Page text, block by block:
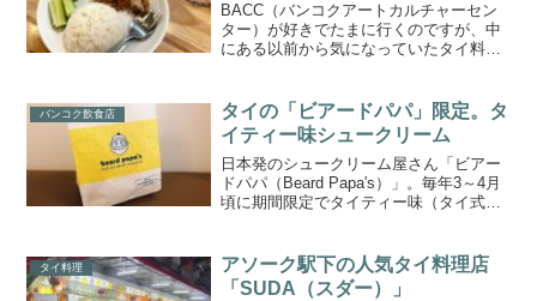
BACC（バンコクアートカルチャーセン
ター）が好きでたまに行くのですが、中
にある以前から気になっていたタイ料理
ブ）が美味しいお店です。Krob Kunの場
所...
バンコク飲食店
タイの「ビアードパパ」限定。タ
イティー味シュークリーム
日本発のシュークリーム屋さん「ビアー
ドパパ（Beard Papa's）」。毎年3～4月
頃に期間限定でタイティー味（タイ式の
度は食べないと気がすまない…！という
ことで今...
タイ料理
アソーク駅下の人気タイ料理店
「SUDA（スダー）」